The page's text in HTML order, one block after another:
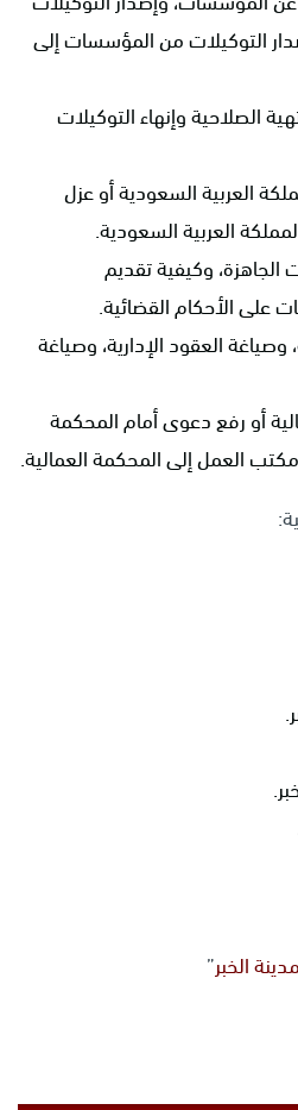
التوكيلات من المؤسسات إلى
الصلاحية وإنهاء التوكيلات
العربية السعودية أو عزل
العربية السعودية.
الجاهزة، وكيفية تقديم
على الأحكام القضائية.
وصياغة العقود الإدارية، وصياغة
أو رفع دعوى أمام المحكمة
العمل إلى المحكمة العمالية.
الخبر”